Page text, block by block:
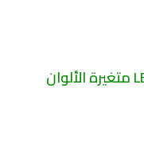
'مؤشر الحالة من خلال مصابيح LED متغيرة الألوان